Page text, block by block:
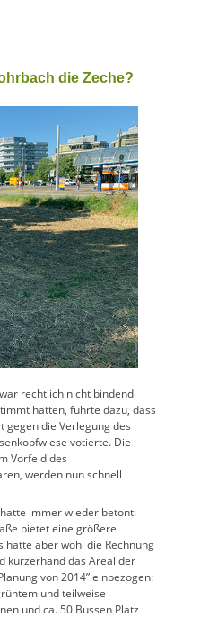
die Zeche?
rechtlich nicht bindend
hatten, führte dazu, dass
die Verlegung des
votierte. Die
Vorfeld des
werden nun schnell
immer wieder betont:
bietet eine größere
hatte aber wohl die Rechnung
kurzerhand das Areal der
von 2014” einbezogen:
und teilweise
und ca. 50 Bussen Platz